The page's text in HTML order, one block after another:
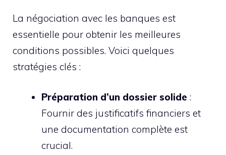
La négociation avec les banques est
essentielle pour obtenir les meilleures
conditions possibles. Voici quelques
stratégies clés :
Préparation d’un dossier solide :
Fournir des justificatifs financiers et
une documentation complète est
crucial.